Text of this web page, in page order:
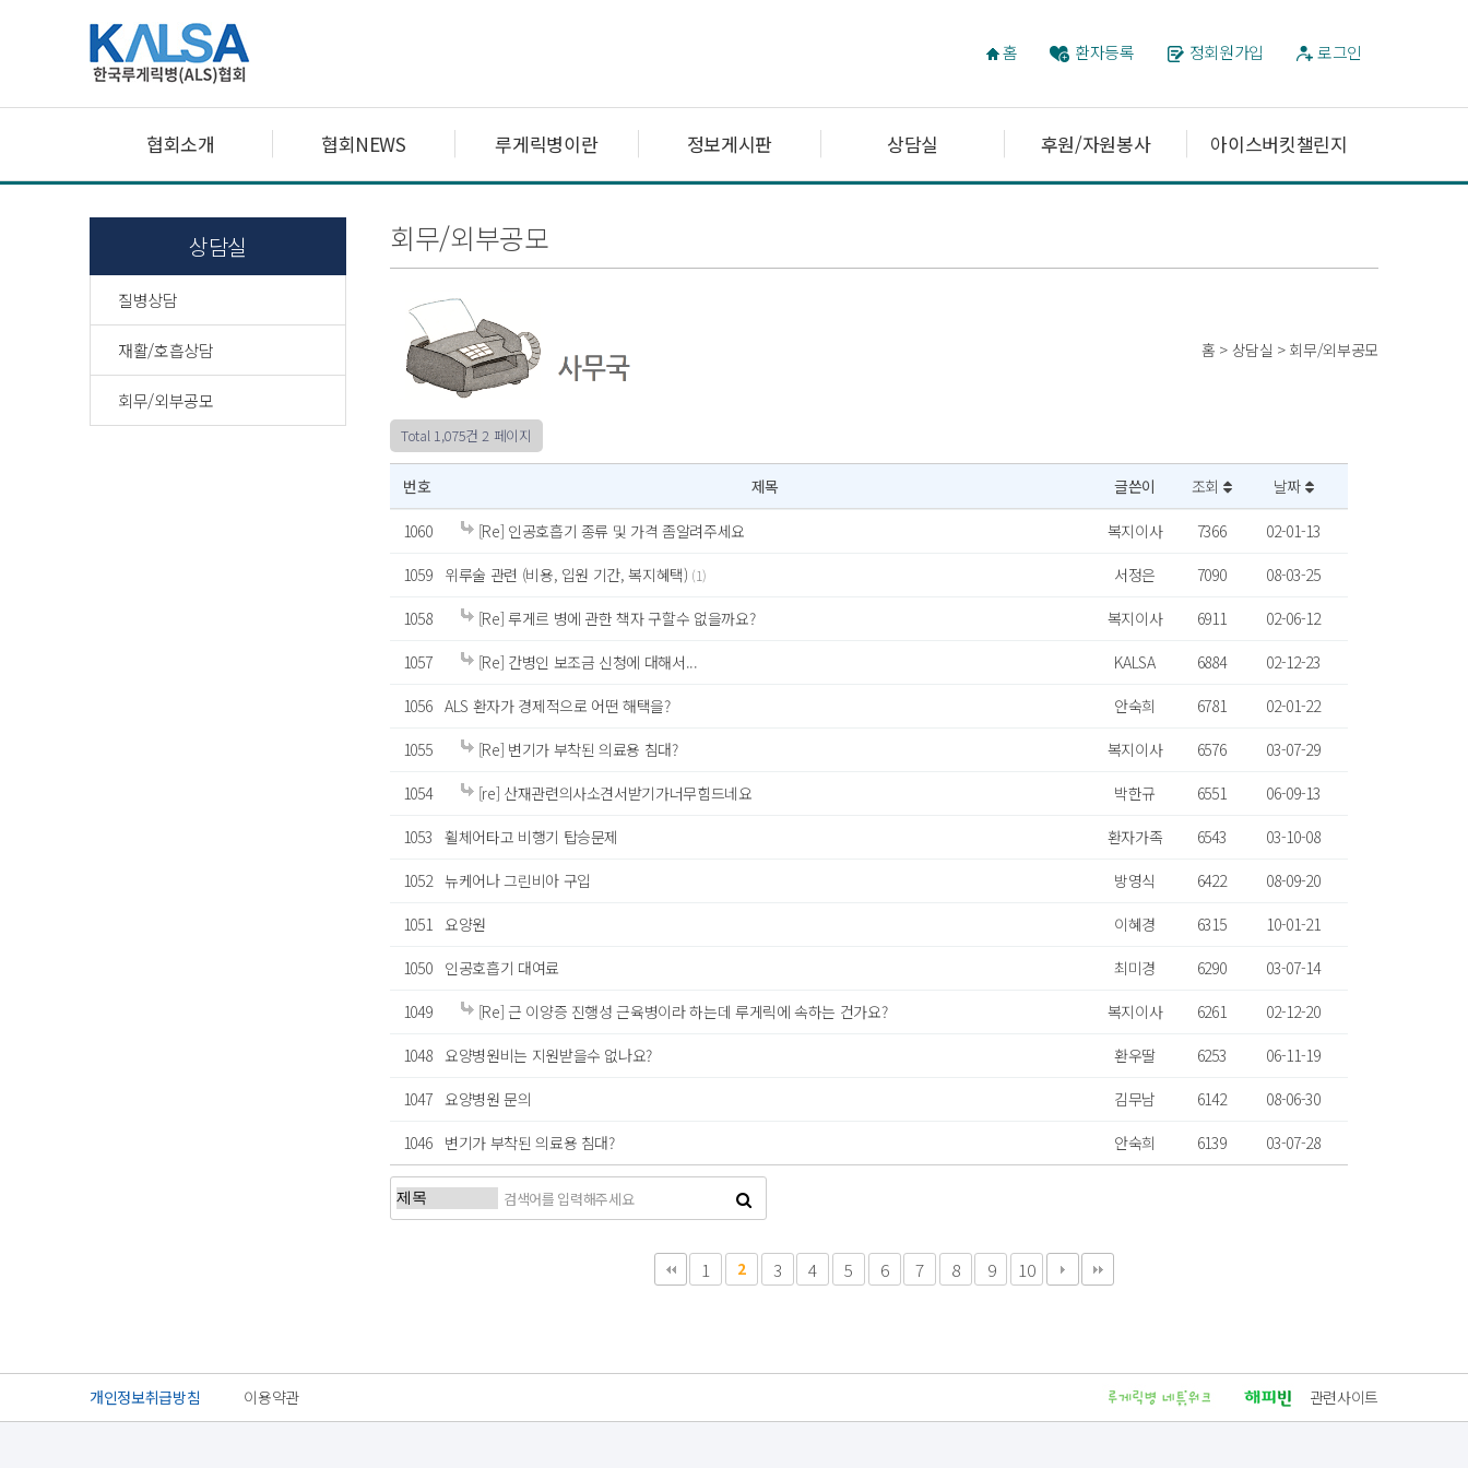
홈 환자등록 정회원가입 로그인
협회소개 협회NEWS 루게릭병이란 정보게시판 상담실 후원/자원봉사 아이스버킷챌린지
상담실
질병상담
재활/호흡상담
회무/외부공모
회무/외부공모
홈 > 상담실 > 회무/외부공모
Total 1,075건 2 페이지
번호 제목 글쓴이 조회 날짜
1060 [Re] 인공호흡기 종류 및 가격 좀알려주세요 복지이사 7366
02-01-13
1059
위루술 관련 (비용, 입원 기간, 복지혜택) (1) 서정은 7090
08-03-25
1058
[Re] 루게르 병에 관한 책자 구할수 없을까요? 복지이사 6911
02-06-12
1057
[Re] 간병인 보조금 신청에 대해서... KALSA 6884
02-12-23
1056 ALS 환자가 경제적으로 어떤 해택을? 안숙희 6781
02-01-22
1055
[Re] 변기가 부착된 의료용 침대? 복지이사 6576
03-07-29
1054
[re] 산재관련의사소견서받기가너무힘드네요 박한규 6551
06-09-13
1053 휠체어타고 비행기 탑승문제 환자가족 6543
03-10-08
1052 뉴케어나 그린비아 구입 방영식 6422
08-09-20
1051
요양원 이혜경 6315
10-01-21
1050
인공호흡기 대여료 최미경 6290
03-07-14
1049
[Re] 근 이양증 진행성 근육병이라 하는데 루게릭에 속하는 건가요? 복지이사 6261
02-12-20
1048
요양병원비는 지원받을수 없나요? 환우딸 6253
06-11-19
1047
요양병원 문의 김무남 6142
08-06-30
1046
변기가 부착된 의료용 침대? 안숙희 6139 03-07-28
1 2 3 4 5 6 7 8 9 10
개인정보취급방침 이용약관 관련사이트